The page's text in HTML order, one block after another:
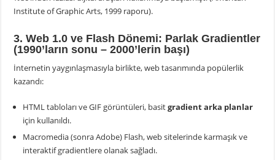
Institute of Graphic Arts, 1999 raporu).
3. Web 1.0 ve Flash Dönemi: Parlak Gradientler
(1990’ların sonu – 2000’lerin başı)
İnternetin yaygınlaşmasıyla birlikte, web tasarımında popülerlik
kazandı:
HTML tabloları ve GIF görüntüleri, basitgradient arka planlar
için kullanıldı.
Macromedia (sonra Adobe) Flash, web sitelerinde karmaşık ve
interaktif gradientlere olanak sağladı.